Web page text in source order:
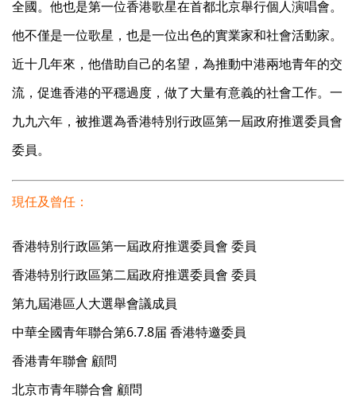
全國。他也是第一位香港歌星在首都北京舉行個人演唱會。
他不僅是一位歌星，也是一位出色的實業家和社會活動家。
近十几年來，他借助自己的名望，為推動中港兩地青年的交
流，促進香港的平穩過度，做了大量有意義的社會工作。一
九九六年，被推選為香港特別行政區第一屆政府推選委員會
委員。
現任及曾任：
香港特別行政區第一屆政府推選委員會 委員
香港特別行政區第二屆政府推選委員會 委員
第九屆港區人大選舉會議成員
中華全國青年聯合第6.7.8届 香港特邀委員
香港青年聯會 顧問
北京市青年聯合會 顧問